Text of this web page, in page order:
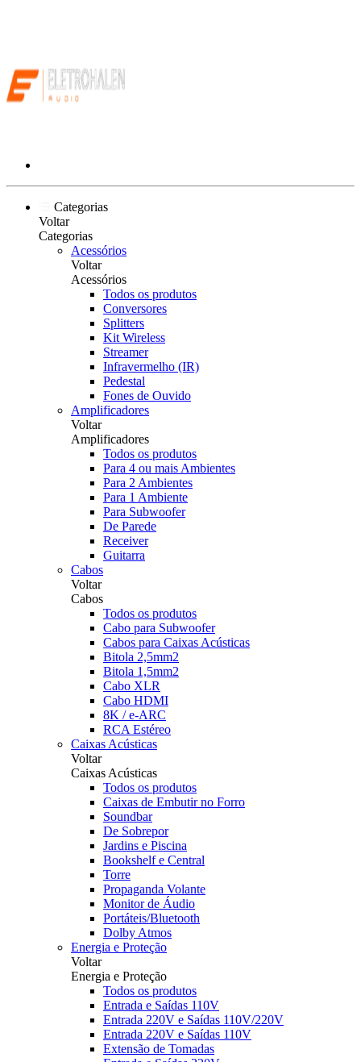
Categorias
Voltar
Categorias
Acessórios
Voltar
Acessórios
Todos os produtos
Conversores
Splitters
Kit Wireless
Streamer
Infravermelho (IR)
Pedestal
Fones de Ouvido
Amplificadores
Voltar
Amplificadores
Todos os produtos
Para 4 ou mais Ambientes
Para 2 Ambientes
Para 1 Ambiente
Para Subwoofer
De Parede
Receiver
Guitarra
Cabos
Voltar
Cabos
Todos os produtos
Cabo para Subwoofer
Cabos para Caixas Acústicas
Bitola 2,5mm2
Bitola 1,5mm2
Cabo XLR
Cabo HDMI
8K / e-ARC
RCA Estéreo
Caixas Acústicas
Voltar
Caixas Acústicas
Todos os produtos
Caixas de Embutir no Forro
Soundbar
De Sobrepor
Jardins e Piscina
Bookshelf e Central
Torre
Propaganda Volante
Monitor de Áudio
Portáteis/Bluetooth
Dolby Atmos
Energia e Proteção
Voltar
Energia e Proteção
Todos os produtos
Entrada e Saídas 110V
Entrada 220V e Saídas 110V/220V
Entrada 220V e Saídas 110V
Extensão de Tomadas